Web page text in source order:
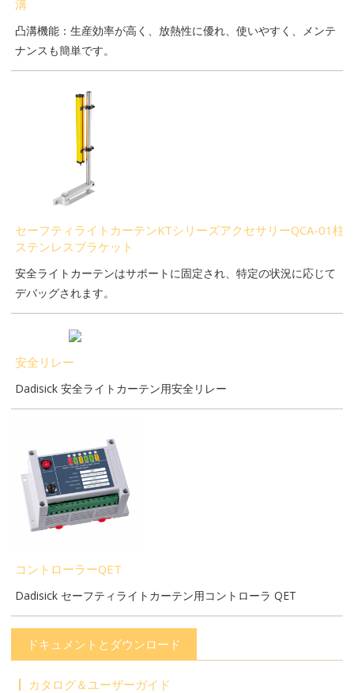
溝
凸溝機能：生産効率が高く、放熱性に優れ、使いやすく、メンテ
ナンスも簡単です。
セーフティライトカーテンKTシリーズアクセサリーQCA-01柱
ステンレスブラケット
安全ライトカーテンはサポートに固定され、特定の状況に応じて
デバッグされます。
安全リレー
Dadisick 安全ライトカーテン用安全リレー
コントローラーQET
Dadisick セーフティライトカーテン用コントローラ QET
ドキュメントとダウンロード
カタログ＆ユーザーガイド